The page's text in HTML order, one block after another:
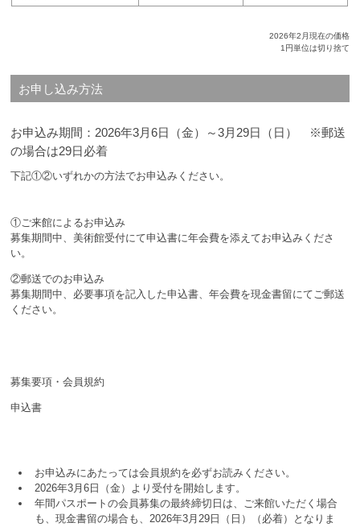
2026年2月現在の価格
1円単位は切り捨て
お申し込み方法
お申込み期間：2026年3月6日（金）～3月29日（日） ※郵送
の場合は29日必着
下記①②いずれかの方法でお申込みください。
①ご来館によるお申込み
募集期間中、美術館受付にて申込書に年会費を添えてお申込みくださ
い。
②郵送でのお申込み
募集期間中、必要事項を記入した申込書、年会費を現金書留にてご郵送
ください。
募集要項・会員規約
申込書
お申込みにあたっては会員規約を必ずお読みください。
2026年3月6日（金）より受付を開始します。
年間パスポートの会員募集の最終締切日は、ご来館いただく場合
も、現金書留の場合も、2026年3月29日（日）（必着）となりま